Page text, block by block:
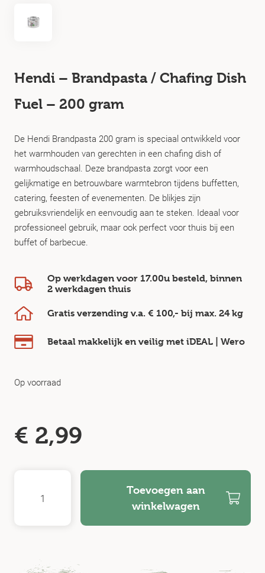
Hendi – Brandpasta / Chafing Dish
Fuel – 200 gram
De Hendi Brandpasta 200 gram is speciaal ontwikkeld voor
het warmhouden van gerechten in een chafing dish of
warmhoudschaal. Deze brandpasta zorgt voor een
gelijkmatige en betrouwbare warmtebron tijdens buffetten,
catering, feesten of evenementen. De blikjes zijn
gebruiksvriendelijk en eenvoudig aan te steken. Ideaal voor
professioneel gebruik, maar ook perfect voor thuis bij een
buffet of barbecue.
Op werkdagen voor 17.00u besteld, binnen
2 werkdagen thuis
Gratis verzending v.a. € 100,- bij max. 24 kg
Betaal makkelijk en veilig met iDEAL | Wero
Op voorraad
€ 2,99
Toevoegen aan
winkelwagen